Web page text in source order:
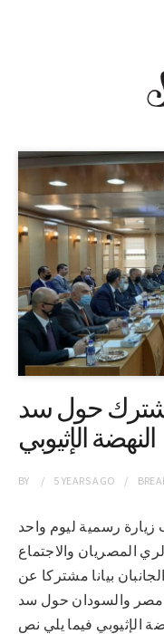
حول سد
النهضة الإثيوبي
BY 5 YEARSAGO
سونا)- عقب زيارة رسمية ليوم واحد
المصريان والاجتماع
بيانا مشتركا عن
مصر والسودان حول سد